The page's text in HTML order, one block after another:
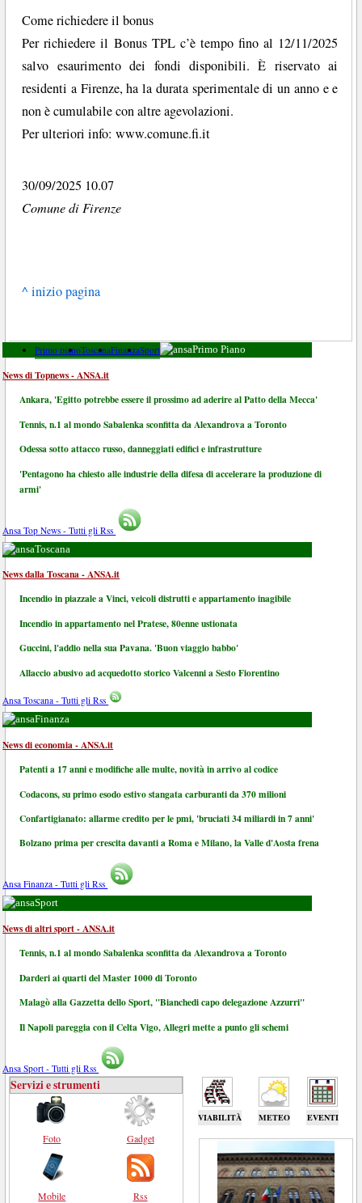
Come richiedere il bonus
Per richiedere il Bonus TPL c’è tempo fino al 12/11/2025
salvo esaurimento dei fondi disponibili. È riservato ai
residenti a Firenze, ha la durata sperimentale di un anno e e
non è cumulabile con altre agevolazioni.
Per ulteriori info: www.comune.fi.it
30/09/2025 10.07
Comune di Firenze
^ inizio pagina
Primo pianoToscanaFinanzaSport Primo Piano
News di Topnews - ANSA.it
Ankara, 'Egitto potrebbe essere il prossimo ad aderire al Patto della Mecca'
Tennis, n.1 al mondo Sabalenka sconfitta da Alexandrova a Toronto
Odessa sotto attacco russo, danneggiati edifici e infrastrutture
'Pentagono ha chiesto alle industrie della difesa di accelerare la produzione di
armi'
Ansa Top News - Tutti gli Rss
Toscana
News dalla Toscana - ANSA.it
Incendio in piazzale a Vinci, veicoli distrutti e appartamento inagibile
Incendio in appartamento nel Pratese, 80enne ustionata
Guccini, l'addio nella sua Pavana. 'Buon viaggio babbo'
Allaccio abusivo ad acquedotto storico Valcenni a Sesto Fiorentino
Ansa Toscana - Tutti gli Rss
Finanza
News di economia - ANSA.it
Patenti a 17 anni e modifiche alle multe, novità in arrivo al codice
Codacons, su primo esodo estivo stangata carburanti da 370 milioni
Confartigianato: allarme credito per le pmi, 'bruciati 34 miliardi in 7 anni'
Bolzano prima per crescita davanti a Roma e Milano, la Valle d'Aosta frena
Ansa Finanza - Tutti gli Rss
Sport
News di altri sport - ANSA.it
Tennis, n.1 al mondo Sabalenka sconfitta da Alexandrova a Toronto
Darderi ai quarti del Master 1000 di Toronto
Malagò alla Gazzetta dello Sport, "Bianchedi capo delegazione Azzurri"
Il Napoli pareggia con il Celta Vigo, Allegri mette a punto gli schemi
Ansa Sport - Tutti gli Rss
VIABILITÀ METEO EVENTI
Servizi e strumenti
Foto
Mobile
Gadget
Rss